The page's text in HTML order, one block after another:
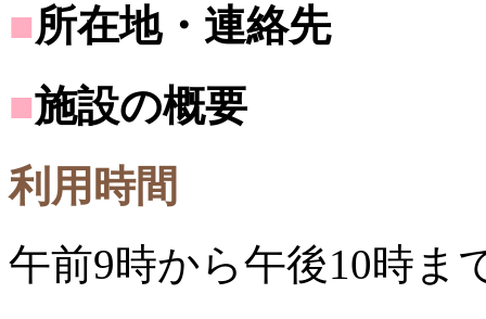
■所在地・連絡先
■施設の概要
利用時間
午前9時から午後10時ま